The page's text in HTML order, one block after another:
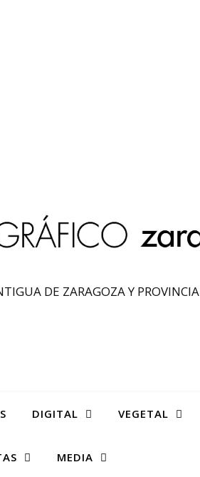
DE ZARAGOZA Y PROVINCIA
DIGITAL VEGETAL
MEDIA